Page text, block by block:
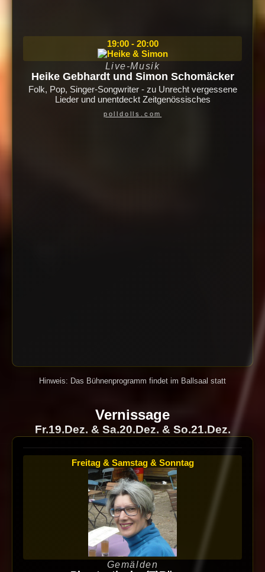
19:00 - 20:00
Live-Musik
Heike Gebhardt und Simon Schomäcker
Folk, Pop, Singer-Songwriter - zu Unrecht vergessene
Lieder und unentdeckt Zeitgenössisches
polldolls.com
Hinweis: Das Bühnenprogramm findet im Ballsaal statt
Vernissage
Fr.19.Dez. & Sa.20.Dez. & So.21.Dez.
Freitag & Samstag & Sonntag
Gemälden